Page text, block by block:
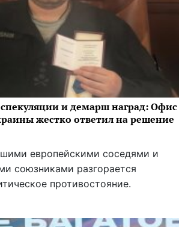
и демарш наград: Офис
жестко ответил на решение
европейскими соседями и
союзниками разгорается
противостояние.